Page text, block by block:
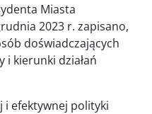
Miasta
2023 r. zapisano,
doświadczających
i kierunki działań
i efektywnej polityki